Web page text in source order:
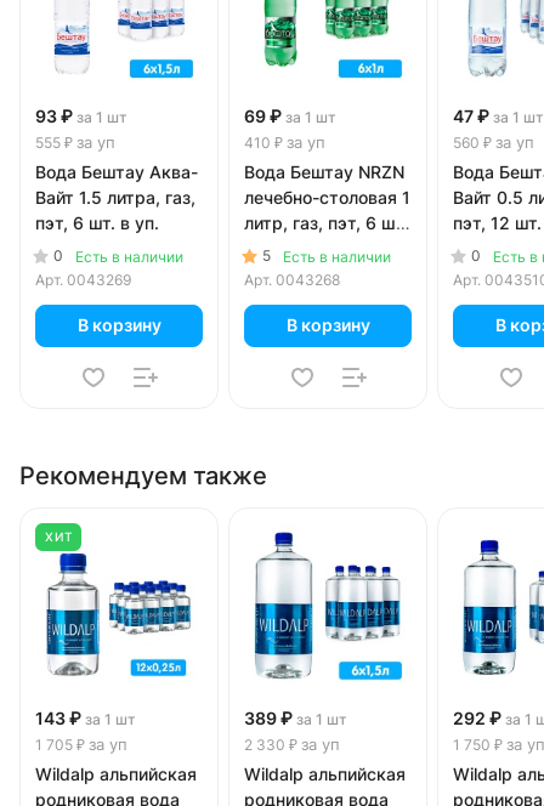
93 ₽ за 1 шт
555 ₽ за уп
Вода Бештау Аква-
Вайт 1.5 литра, газ,
пэт, 6 шт. в уп.
0
Есть в наличии
Арт. 0043269
В корзину
69 ₽ за 1 шт
410 ₽ за уп
Вода Бештау NRZN
лечебно-столовая 1
литр, газ, пэт, 6 шт.
в уп.
5
Есть в наличии
Арт. 0043268
В корзину
47 ₽ за 1 шт
560 ₽ за уп
Вода
Вайт 0.5
пэт, 12
0
Есть в
Арт.
В
Рекомендуем также
ХИТ
143 ₽ за 1 шт
1 705 ₽ за уп
Wildalp альпийская
родниковая вода
389 ₽ за 1 шт
2 330 ₽ за уп
Wildalp альпийская
родниковая вода
292 ₽ за 1
1 750 ₽ за уп
Wildalp